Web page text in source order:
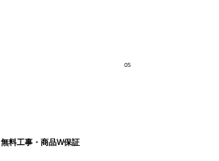
05
無料工事・商品W保証